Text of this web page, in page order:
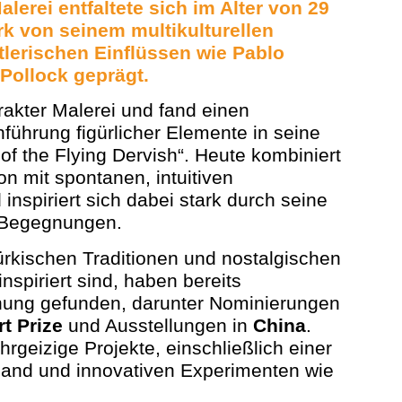
entfaltete sich im Alter von 29
von seinem multikulturellen
Einflüssen wie Pablo
geprägt.
Malerei und fand einen
figürlicher Elemente in seine
the Flying Dervish“. Heute kombiniert
mit spontanen, intuitiven
sich dabei stark durch seine
Traditionen und nostalgischen
sind, haben bereits
gefunden, darunter Nominierungen
Prize und Ausstellungen in China.
Projekte, einschließlich einer
und innovativen Experimenten wie